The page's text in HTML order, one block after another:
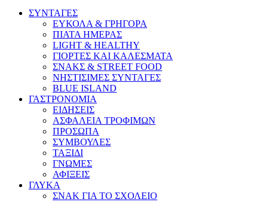
ΣΥΝΤΑΓΕΣ
ΕΥΚΟΛΑ & ΓΡΗΓΟΡΑ
ΠΙΑΤΑ ΗΜΕΡΑΣ
LIGHT & HEALTHY
ΓΙΟΡΤΕΣ ΚΑΙ ΚΑΛΕΣΜΑΤΑ
ΣΝΑΚΣ & STREET FOOD
ΝΗΣΤΙΣΙΜΕΣ ΣΥΝΤΑΓΕΣ
BLUE ISLAND
ΓΑΣΤΡΟΝΟΜΙΑ
ΕΙΔΗΣΕΙΣ
ΑΣΦΑΛΕΙΑ ΤΡΟΦΙΜΩΝ
ΠΡΟΣΩΠΑ
ΣΥΜΒΟΥΛΕΣ
ΤΑΞΙΔΙ
ΓΝΩΜΕΣ
ΑΦΙΞΕΙΣ
ΓΛΥΚΑ
ΣΝΑΚ ΓΙΑ ΤΟ ΣΧΟΛΕΙΟ